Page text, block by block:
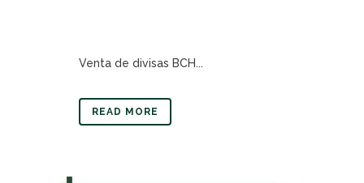
Venta de divisas BCH...
READ MORE